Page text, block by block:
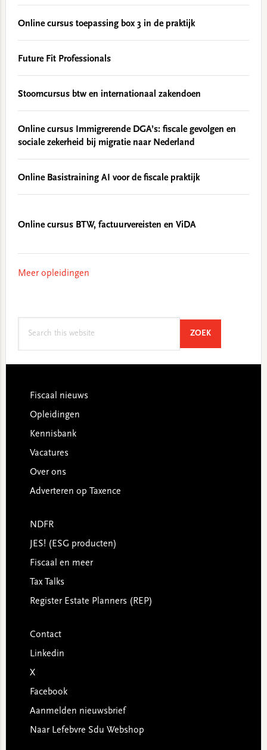
Online cursus toepassing box 3 in de praktijk
Future Fit Professionals
Stoomcursus btw en internationaal zakendoen
Online cursus Immigrerende DGA’s: fiscale gevolgen en
sociale zekerheid bij migratie naar Nederland
Online Basistraining AI voor de fiscale praktijk
Online cursus BTW, factuurvereisten en ViDA
Meer opleidingen
ZOEKSEARCH
Footer
Fiscaal nieuws
Opleidingen
Kennisbank
Vacatures
Over ons
Adverteren op Taxence
NDFR
JES! (ESG producten)
Fiscaal en meer
Tax Talks
Register Estate Planners (REP)
Contact
Linkedin
X
Facebook
Aanmelden nieuwsbrief
Naar Lefebvre Sdu Webshop